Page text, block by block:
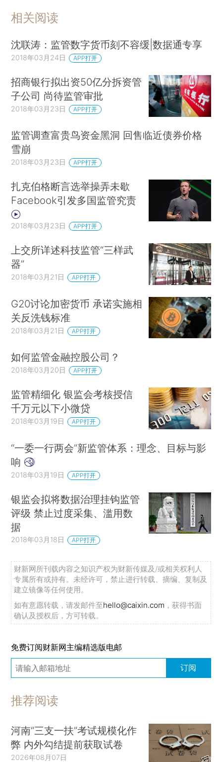
相关阅读
沈联涛：监管数字货币刻不容缓|数据通专享
2018年03月24日 APP打开
招商银行拟出资50亿分拆资管
子公司 尚待监管审批
2018年03月23日 APP打开
监管调查富贵鸟资金黑洞 回售临近债券价格
雪崩
2018年03月23日 APP打开
扎克伯格断言选举操弄未歇
Facebook引发多国监管究责
2018年03月23日 APP打开
上交所详述科技监管“三样武
器”
2018年03月21日 APP打开
G20讨论加密货币 承诺实施相
关反洗钱标准
2018年03月21日 APP打开
如何监管金融控股公司？
2018年03月20日 APP打开
监管精细化 银监会考核授信
千万元以下小微贷
2018年03月19日 APP打开
“一委一行两会”新监管体系：理念、目标与影
响
2018年03月19日 APP打开
银监会拟将数据治理挂钩监管
评级 禁止过度采集、滥用数
据
2018年03月18日 APP打开
财新网所刊载内容之知识产权为财新传媒及/或相关权利人
专属所有或持有。未经许可，禁止进行转载、摘编、复制及
建立镜像等任何使用。
如有意愿转载，请发邮件至hello@caixin.com ，获得书面
确认及授权后，方可转载。
免费订阅财新网主编精选版电邮
订阅
推荐阅读
河南“三支一扶”考试规模化作
弊 内外勾结提前获取试卷
2026年08月07日